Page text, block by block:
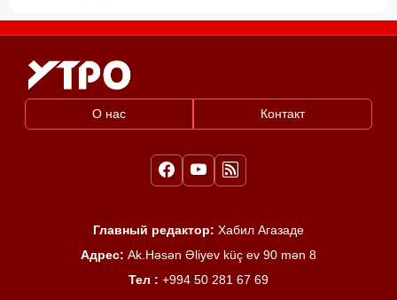
О нас Контакт
Главный редактор: Хабил Агазаде
Адрес: Ak.Həsən Əliyev küç ev 90 mən 8
Тел : +994 50 281 67 69